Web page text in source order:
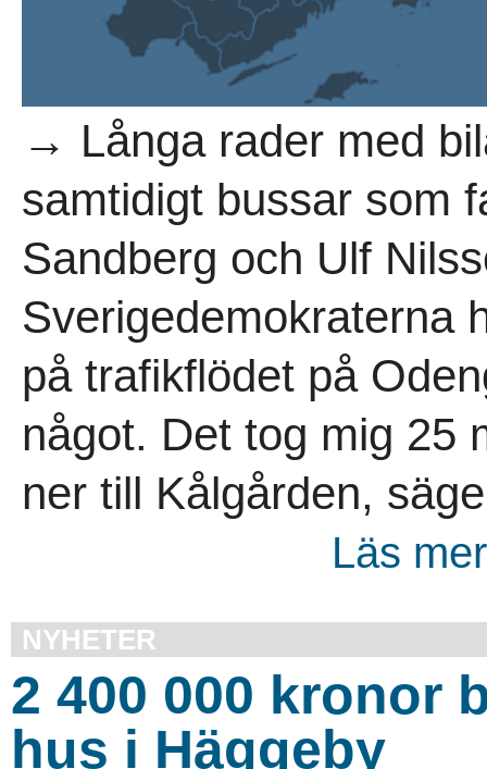
→ Långa rader med
samtidigt bussar som
Sandberg och Ulf
Sverigedemokraterna
på trafikflödet på
något. Det tog mig 25
ner till Kålgården,
Läs
NYHETER
2 400 000 kronor
hus i Häggeby